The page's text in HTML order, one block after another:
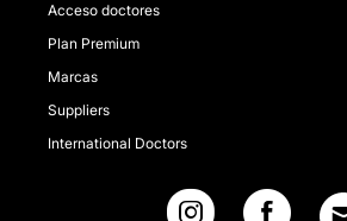
Acceso doctores
Plan Premium
Marcas
Suppliers
International Doctors